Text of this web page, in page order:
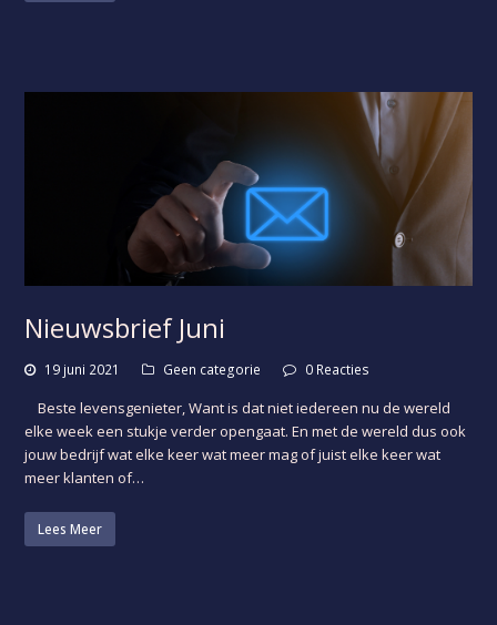
Nieuwsbrief Juni
19 juni 2021 Geen categorie 0 Reacties
Beste levensgenieter, Want is dat niet iedereen nu de wereld
elke week een stukje verder opengaat. En met de wereld dus ook
jouw bedrijf wat elke keer wat meer mag of juist elke keer wat
meer klanten of…
Lees Meer